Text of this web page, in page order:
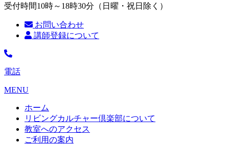
受付時間10時～18時30分（日曜・祝日除く）
お問い合わせ
講師登録について
電話
MENU
ホーム
リビングカルチャー倶楽部について
教室へのアクセス
ご利用の案内